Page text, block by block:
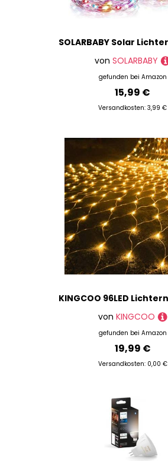
von SOLARBABY
gefunden bei Amazon
15,99 €
Versandkosten: 3,99 €
von KINGCOO
gefunden bei Amazon
19,99 €
Versandkosten: 0,00 €